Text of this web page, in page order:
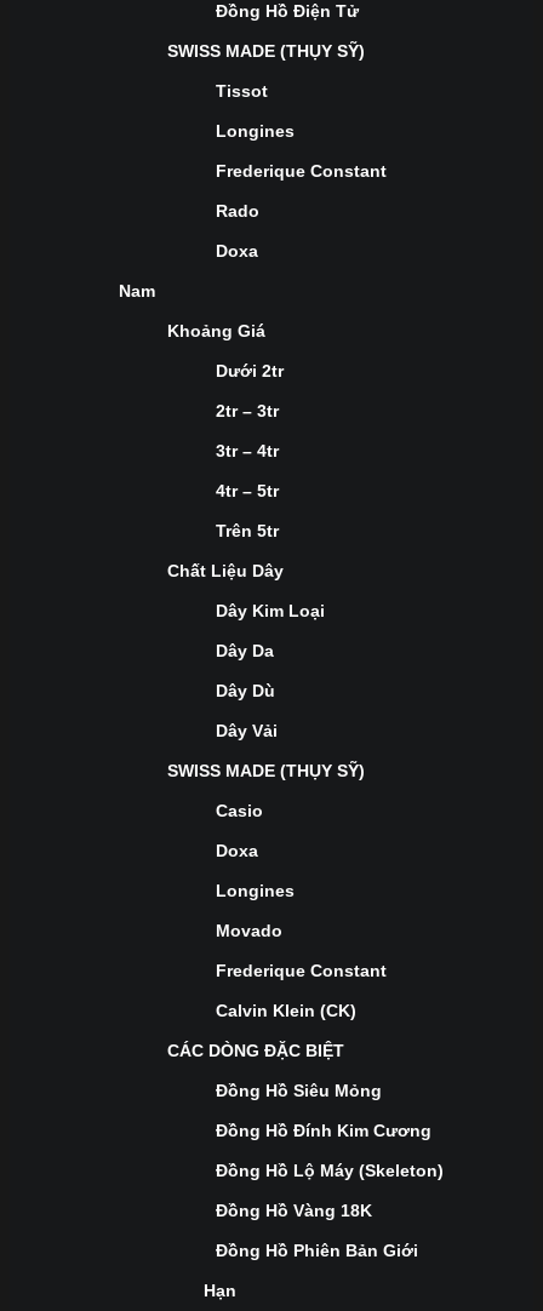
Đồng Hồ Điện Tử
SWISS MADE (THỤY SỸ)
Tissot
Longines
Frederique Constant
Rado
Doxa
Nam
Khoảng Giá
Dưới 2tr
2tr – 3tr
3tr – 4tr
4tr – 5tr
Trên 5tr
Chất Liệu Dây
Dây Kim Loại
Dây Da
Dây Dù
Dây Vải
SWISS MADE (THỤY SỸ)
Casio
Doxa
Longines
Movado
Frederique Constant
Calvin Klein (CK)
CÁC DÒNG ĐẶC BIỆT
Đồng Hồ Siêu Mỏng
Đồng Hồ Đính Kim Cương
Đồng Hồ Lộ Máy (Skeleton)
Đồng Hồ Vàng 18K
Đồng Hồ Phiên Bản Giới
Hạn